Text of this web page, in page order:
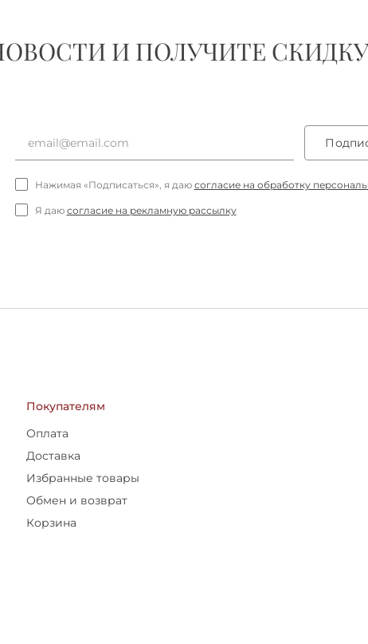
И ПОЛУЧИТЕ СКИДКУ
Нажимая «Подписаться», я даю согласие на обработку
Я даю согласие на рекламную рассылку
Покупателям
Оплата
Доставка
Избранные товары
Обмен и возврат
Корзина